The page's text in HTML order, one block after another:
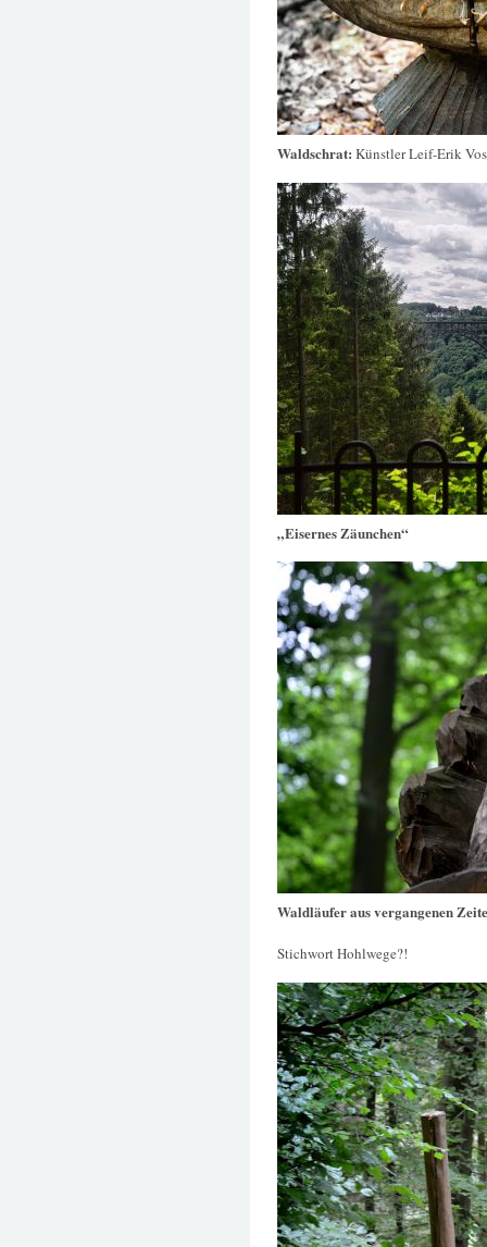
Waldschrat: Künstler Leif-Erik
„Eisernes Zäunchen“
Waldläufer aus vergangenen
Stichwort Hohlwege?!